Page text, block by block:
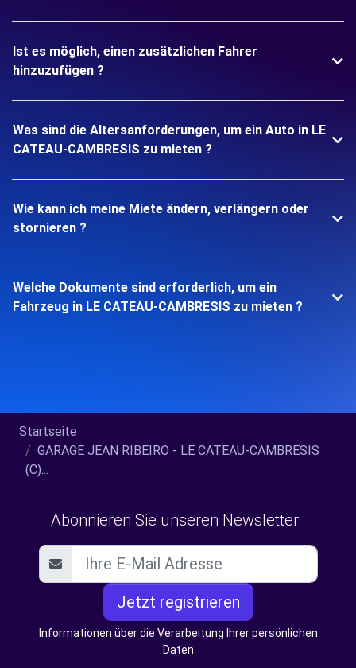
Ist es möglich, einen zusätzlichen Fahrer
hinzuzufügen ?
Was sind die Altersanforderungen, um ein Auto in LE
CATEAU-CAMBRESIS zu mieten ?
Wie kann ich meine Miete ändern, verlängern oder
stornieren ?
Welche Dokumente sind erforderlich, um ein
Fahrzeug in LE CATEAU-CAMBRESIS zu mieten ?
Startseite
GARAGE JEAN RIBEIRO - LE CATEAU-CAMBRESIS
(C)...
Abonnieren Sie unseren Newsletter :
Jetzt registrieren
Informationen über die Verarbeitung Ihrer persönlichen
Daten